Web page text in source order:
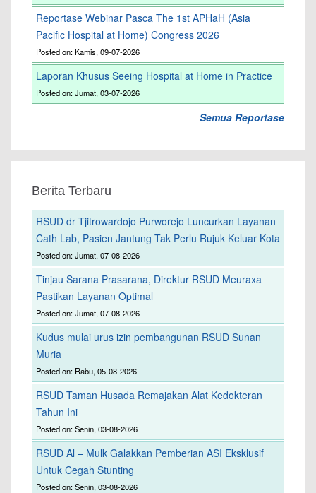
Reportase Webinar Pasca The 1st APHaH (Asia
Pacific Hospital at Home) Congress 2026
Posted on: Kamis, 09-07-2026
Laporan Khusus Seeing Hospital at Home in Practice
Posted on: Jumat, 03-07-2026
Semua Reportase
Berita Terbaru
RSUD dr Tjitrowardojo Purworejo Luncurkan Layanan
Cath Lab, Pasien Jantung Tak Perlu Rujuk Keluar Kota
Posted on: Jumat, 07-08-2026
Tinjau Sarana Prasarana, Direktur RSUD Meuraxa
Pastikan Layanan Optimal
Posted on: Jumat, 07-08-2026
Kudus mulai urus izin pembangunan RSUD Sunan
Muria
Posted on: Rabu, 05-08-2026
RSUD Taman Husada Remajakan Alat Kedokteran
Tahun Ini
Posted on: Senin, 03-08-2026
RSUD Al – Mulk Galakkan Pemberian ASI Eksklusif
Untuk Cegah Stunting
Posted on: Senin, 03-08-2026